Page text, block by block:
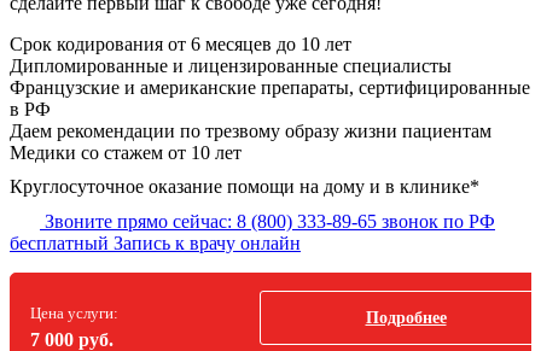
Срок кодирования от 6 месяцев до 10 лет
Дипломированные и лицензированные специалисты
Французские и американские препараты, сертифицированные
в РФ
Даем рекомендации по трезвому образу жизни пациентам
Медики со стажем от 10 лет
Круглосуточное оказание помощи на дому и в клинике*
Звоните прямо сейчас: 8 (800) 333-89-65 звонок по РФ
бесплатный Запись к врачу онлайн
Цена услуги:
7 000 руб.
Подробнее